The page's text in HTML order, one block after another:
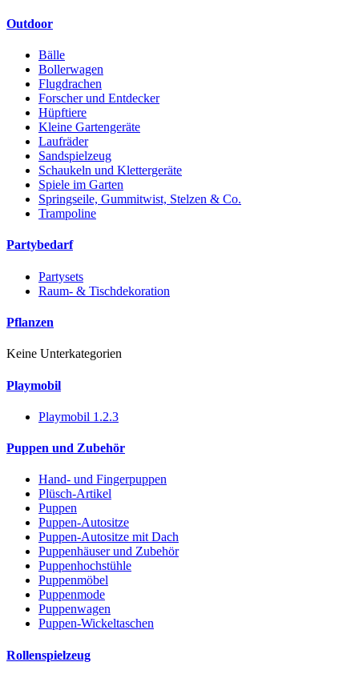
Outdoor
Bälle
Bollerwagen
Flugdrachen
Forscher und Entdecker
Hüpftiere
Kleine Gartengeräte
Laufräder
Sandspielzeug
Schaukeln und Klettergeräte
Spiele im Garten
Springseile, Gummitwist, Stelzen & Co.
Trampoline
Partybedarf
Partysets
Raum- & Tischdekoration
Pflanzen
Keine Unterkategorien
Playmobil
Playmobil 1.2.3
Puppen und Zubehör
Hand- und Fingerpuppen
Plüsch-Artikel
Puppen
Puppen-Autositze
Puppen-Autositze mit Dach
Puppenhäuser und Zubehör
Puppenhochstühle
Puppenmöbel
Puppenmode
Puppenwagen
Puppen-Wickeltaschen
Rollenspielzeug